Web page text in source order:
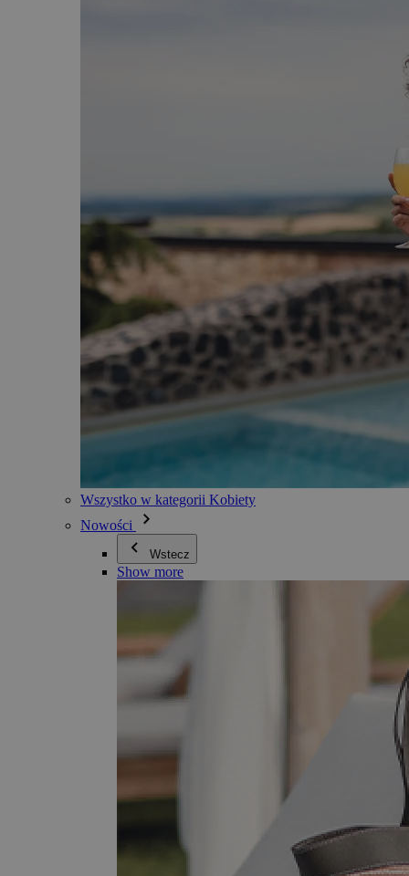
Wszystko w kategorii Kobiety
Nowości
Wstecz
Show more